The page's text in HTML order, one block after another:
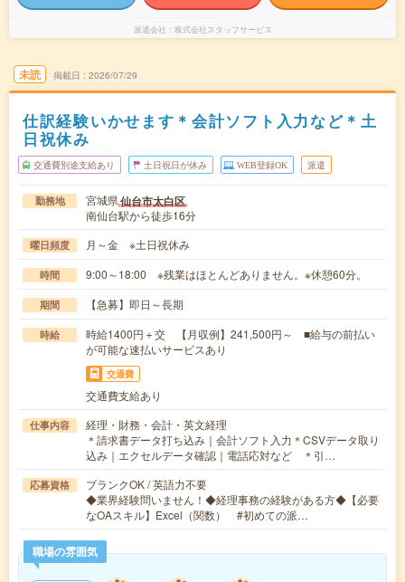
派遣会社 株式会社スタッフサービス
未読 掲載日 2026/07/29
仕訳経験いかせます＊会計ソフト入力など＊土
日祝休み
交通費別途支給あり 土日祝日が休み WEB登録OK 派遣
勤務地 宮城県仙台市太白区
南仙台駅から徒歩16分
曜日頻度 月～金 ※土日祝休み
時間 9:00～18:00 ※残業はほとんどありません。※休憩60分。
期間 【急募】即日～長期
時給
時給1400円＋交 【月収例】241,500円～ ■給与の前払い
が可能な速払いサービスあり
交通費
交通費支給あり
仕事内容
経理・財務・会計・英文経理
＊請求書データ打ち込み｜会計ソフト入力＊CSVデータ取り
込み｜エクセルデータ確認｜電話応対など ＊引…
応募資格
ブランクOK / 英語力不要
◆業界経験問いません！◆経理事務の経験がある方◆【必要
なOAスキル】Excel（関数） #初めての派…
職場の雰囲気